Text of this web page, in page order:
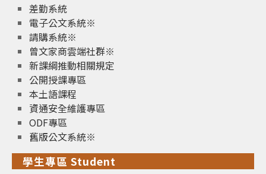
差勤系統
電子公文系統※
請購系統※
曾文家商雲端社群※
新課綱推動相關規定
公開授課專區
本土語課程
資通安全維護專區
ODF專區
舊版公文系統※
學生專區 Student